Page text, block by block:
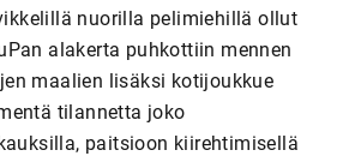
nuorilla pelimiehillä ollut
alakerta puhkottiin mennen
maalien lisäksi kotijoukkue
tilannetta joko
paitsioon kiirehtimisellä